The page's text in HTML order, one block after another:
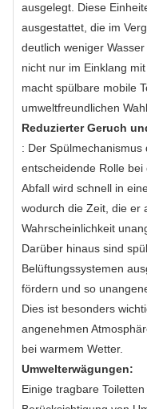
ausgelegt. Diese
ausgestattet, die im
deutlich weniger
nicht nur im Einklang
macht spülbare mobile
umweltfreundlichen
Reduzierter Geruch
: Der Spülmechanismus
entscheidende Rolle
Abfall wird schnell in
wodurch die Zeit, die er
Wahrscheinlichkeit
Darüber hinaus sind
Belüftungssystemen
fördern und so
Dies ist besonders
angenehmen
bei warmem Wetter.
Umwelterwägungen:
Einige tragbare